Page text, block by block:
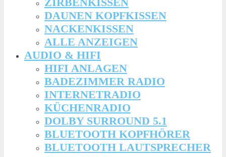
DAUNEN KOPFKISSEN
NACKENKISSEN
ALLE ANZEIGEN
AUDIO & HIFI
HIFI ANLAGEN
BADEZIMMER RADIO
INTERNETRADIO
KÜCHENRADIO
DOLBY SURROUND 5.1
BLUETOOTH KOPFHÖRER
BLUETOOTH LAUTSPRECHER